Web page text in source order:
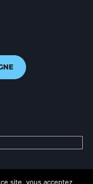
site, vous acceptez